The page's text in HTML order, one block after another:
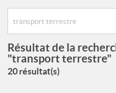
Résultat de la
"transport terrestre"
20 résultat(s)